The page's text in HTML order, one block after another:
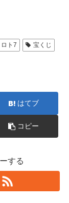
ロト7
宝くじ
はてブ
コピー
する